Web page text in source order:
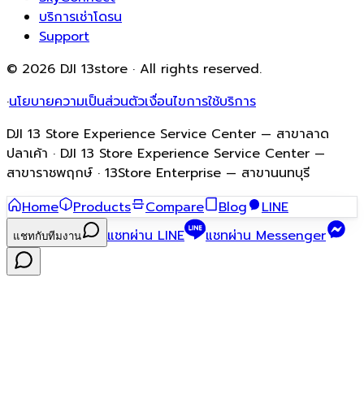
บริการเช่าโดรน
Support
© 2026 DJI 13store · All rights reserved.
·นโยบายความเป็นส่วนตัวเงื่อนไขการใช้บริการ
DJI 13 Store Experience Service Center — สาขาลาด
ปลาเค้า · DJI 13 Store Experience Service Center —
สาขาราชพฤกษ์ · 13Store Enterprise — สาขานนทบุรี
Home
Products Compare Blog LINE
แชทกับทีมงาน แชทผ่าน LINE แชทผ่าน Messenger